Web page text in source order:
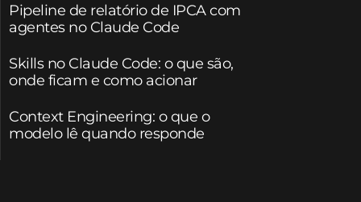
Pipeline de relatório de IPCA com
agentes no Claude Code
Skills no Claude Code: o que são,
onde ficam e como acionar
Context Engineering: o que o
modelo lê quando responde